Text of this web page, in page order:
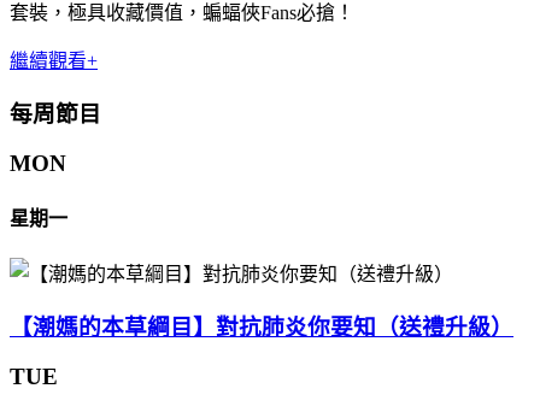
套裝，極具收藏價值，蝙蝠俠Fans必搶！
繼續觀看+
每周節目
MON
星期一
【潮媽的本草綱目】對抗肺炎你要知（送禮升級）
TUE